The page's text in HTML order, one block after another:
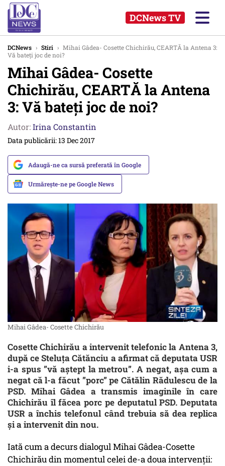
DCNews TV
DCNews › Stiri › Mihai Gâdea- Cosette Chichirău, CEARTĂ la Antena 3:
Vă bateți joc de noi?
Mihai Gâdea- Cosette
Chichirău, CEARTĂ la Antena
3: Vă bateți joc de noi?
Autor:Irina Constantin
Data publicării: 13 Dec 2017
Adaugă-ne ca sursă preferată în Google
Urmărește-ne pe Google News
Mihai Gâdea- Cosette Chichirău
Cosette Chichirău a intervenit telefonic la Antena 3,
după ce Steluța Cătănciu a afirmat că deputata USR
i-a spus ”vă aștept la metrou”. A negat, așa cum a
negat că l-a făcut ”porc” pe Cătălin Rădulescu de la
PSD. Mihai Gâdea a transmis imaginile în care
Chichirău îl făcea porc pe deputatul PSD. Deputata
USR a închis telefonul când trebuia să dea replica
și a intervenit din nou.
Iată cum a decurs dialogul Mihai Gâdea-Cosette
Chichirău din momentul celei de-a doua intervenții: